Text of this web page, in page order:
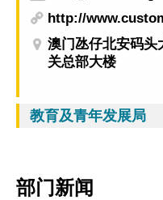
http://
澳门氹仔北安码头
关总部大楼
教育及青年发展局
部门新闻